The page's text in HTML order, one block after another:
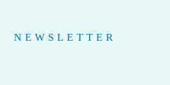
NEWSLETTER